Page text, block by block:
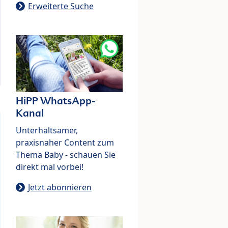
Erweiterte Suche
HiPP WhatsApp-
Kanal
Unterhaltsamer,
praxisnaher Content zum
Thema Baby - schauen Sie
direkt mal vorbei!
Jetzt abonnieren